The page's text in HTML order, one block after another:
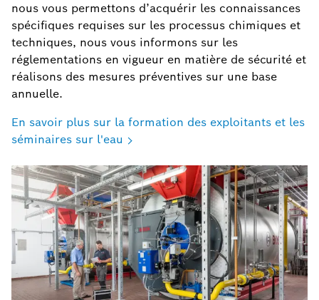
nous vous permettons d’acquérir les connaissances
spécifiques requises sur les processus chimiques et
techniques, nous vous informons sur les
réglementations en vigueur en matière de sécurité et
réalisons des mesures préventives sur une base
annuelle.
En savoir plus sur la formation des exploitants et les
séminaires sur l'eau